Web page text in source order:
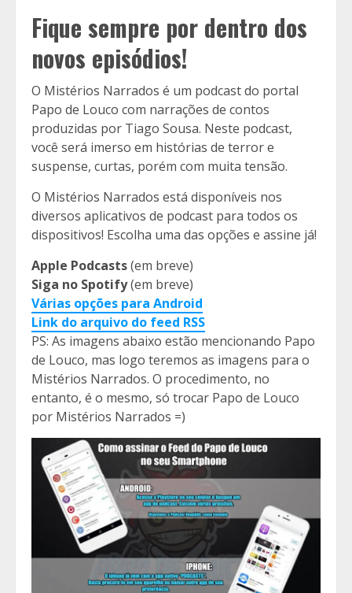
Fique sempre por dentro dos
novos episódios!
O Mistérios Narrados é um podcast do portal
Papo de Louco com narrações de contos
produzidas por Tiago Sousa. Neste podcast,
você será imerso em histórias de terror e
suspense, curtas, porém com muita tensão.
O Mistérios Narrados está disponíveis nos
diversos aplicativos de podcast para todos os
dispositivos! Escolha uma das opções e assine já!
Apple Podcasts(em breve)
Siga no Spotify(em breve)
Várias opções para Android
Link do arquivo do feed RSS
PS: As imagens abaixo estão mencionando Papo
de Louco, mas logo teremos as imagens para o
Mistérios Narrados. O procedimento, no
entanto, é o mesmo, só trocar Papo de Louco
por Mistérios Narrados =)